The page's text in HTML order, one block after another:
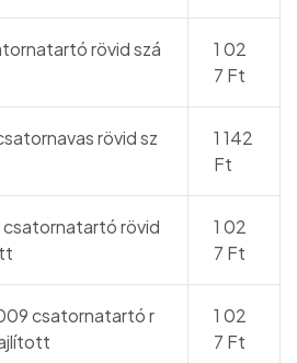
rövid szá
1 02
7 Ft
rövid sz
1 142
Ft
csatornatartó rövid
1 02
7 Ft
csatornatartó r
1 02
7 Ft